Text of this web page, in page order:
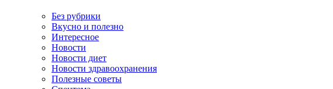
Без рубрики
Вкусно и полезно
Интересное
Новости
Новости диет
Новости здравоохранения
Полезные советы